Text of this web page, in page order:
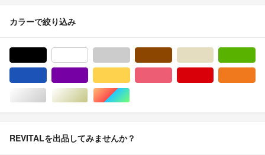
カラーで絞り込み
シルバー/銀色系ゴールド/金色系マルチカラー
REVITALを出品してみませんか？